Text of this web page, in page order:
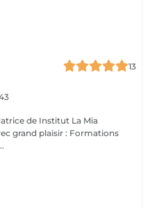
13
de Institut La Mia
plaisir : Formations